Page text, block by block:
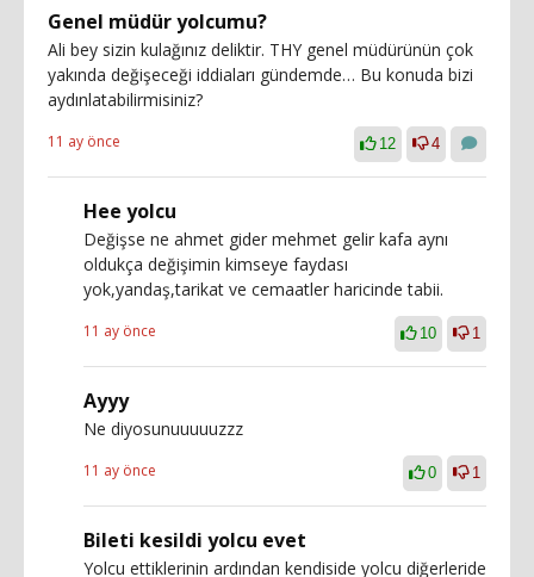
Genel müdür yolcumu?
Ali bey sizin kulağınız deliktir. THY genel müdürünün çok
yakında değişeceği iddiaları gündemde… Bu konuda bizi
aydınlatabilirmisiniz?
11 ay önce 12 4
Hee yolcu
Değişse ne ahmet gider mehmet gelir kafa aynı
oldukça değişimin kimseye faydası
yok,yandaş,tarikat ve cemaatler haricinde tabii.
11 ay önce 10 1
Ayyy
Ne diyosunuuuuuzzz
11 ay önce 0 1
Bileti kesildi yolcu evet
Yolcu ettiklerinin ardından kendiside yolcu diğerleride